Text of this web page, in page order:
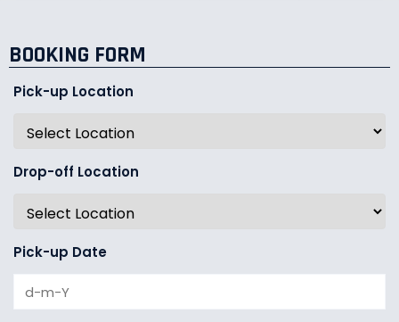
BOOKING FORM
Pick-up Location
Drop-off Location
Pick-up Date